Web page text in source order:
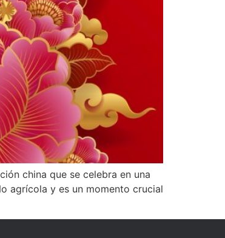
china que se celebra en una
agrícola y es un momento crucial